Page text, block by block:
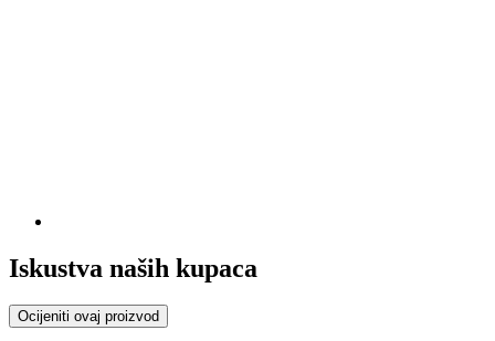
Iskustva naših kupaca
Ocijeniti ovaj proizvod